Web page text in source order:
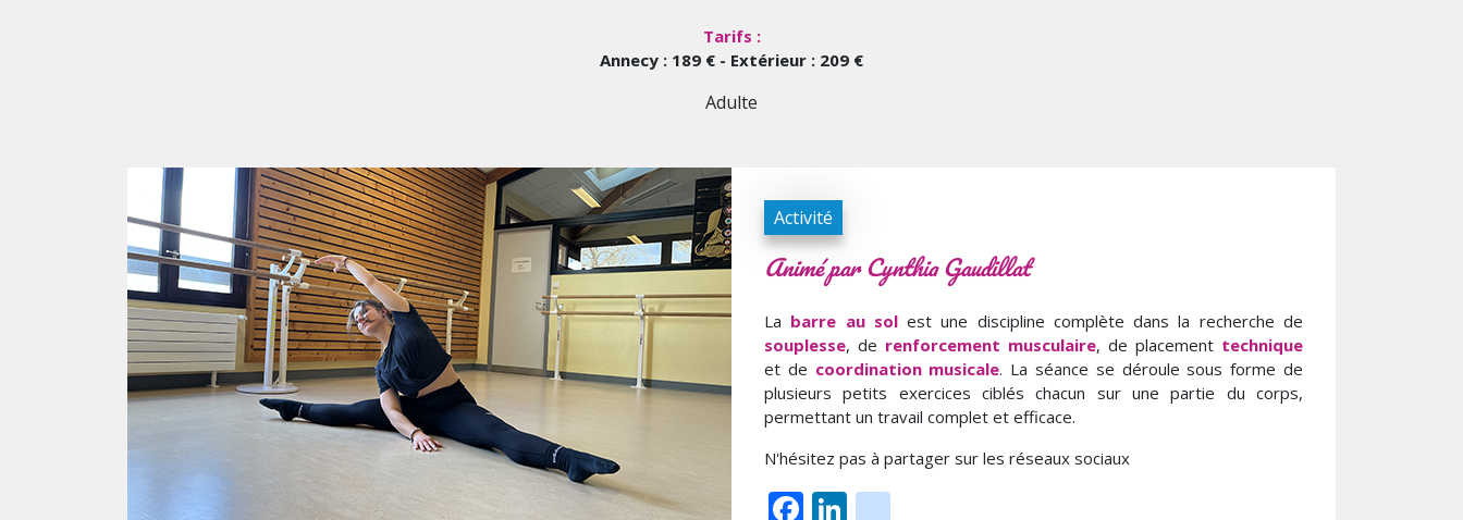
Tarifs :
Annecy : 189 € - Extérieur : 209 €
Adulte
Activité
Animé par Cynthia Gaudillat
La barre au solest une discipline complète dans la recherche de
souplesse, de renforcement musculaire, de placement technique
et de coordination musicale. La séance se déroule sous forme de
plusieurs petits exercices ciblés chacun sur une partie du corps,
permettant un travail complet et efficace.
N'hésitez pas à partager sur les réseaux sociaux
Facebook
LinkedIn